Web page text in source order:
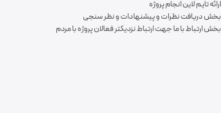
ارائه تایم لاین انجام پروژه
بخش دریافت نظرات و پیشنهادات و نظر سنجی
بخش ارتباط با ما جهت ارتباط نزدیکتر فعالان پروژه با مردم